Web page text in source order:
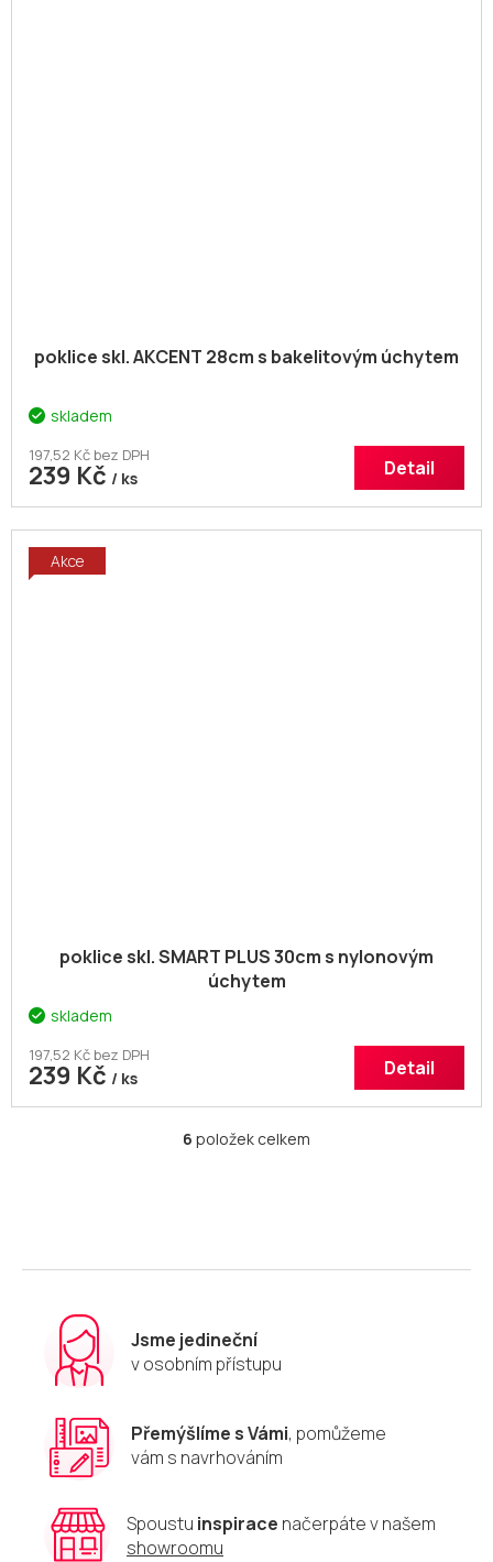
poklice skl. AKCENT 28cm s bakelitovým úchytem
skladem
197,52 Kč bez DPH
239 Kč / ks Detail
Akce
poklice skl. SMART PLUS 30cm s nylonovým
úchytem
skladem
197,52 Kč bez DPH
239 Kč / ks Detail
O
c
r
v
k
ý
p
u
6 položek celkem
Jsme jedineční
v osobním přístupu
Přemýšlíme s Vámi, pomůžeme
vám s navrhováním
Spoustu inspirace načerpáte v našem
showroomu